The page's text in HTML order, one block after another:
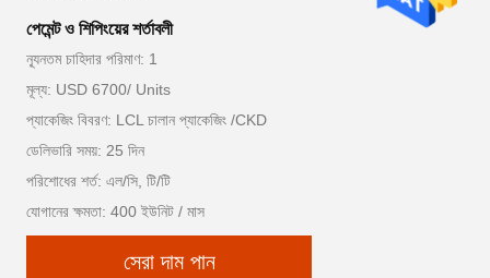
পেমেন্ট ও শিপিংয়ের শর্তাবলী
ন্যূনতম চাহিদার পরিমাণ: 1
মূল্য: USD 6700/ Units
প্যাকেজিং বিবরণ: LCL চালান প্যাকেজিং /CKD
ডেলিভারি সময়: 25 দিন
পরিশোধের শর্ত: এল/সি, টি/টি
যোগানের ক্ষমতা: 400 ইউনিট / মাস
সেরা দাম পান